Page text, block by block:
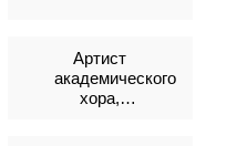
Артист
академического
хора,